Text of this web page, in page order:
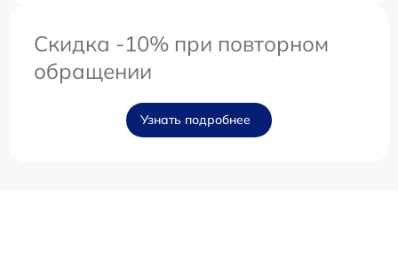
Скидка -10% при повторном
обращении
Узнать подробнее